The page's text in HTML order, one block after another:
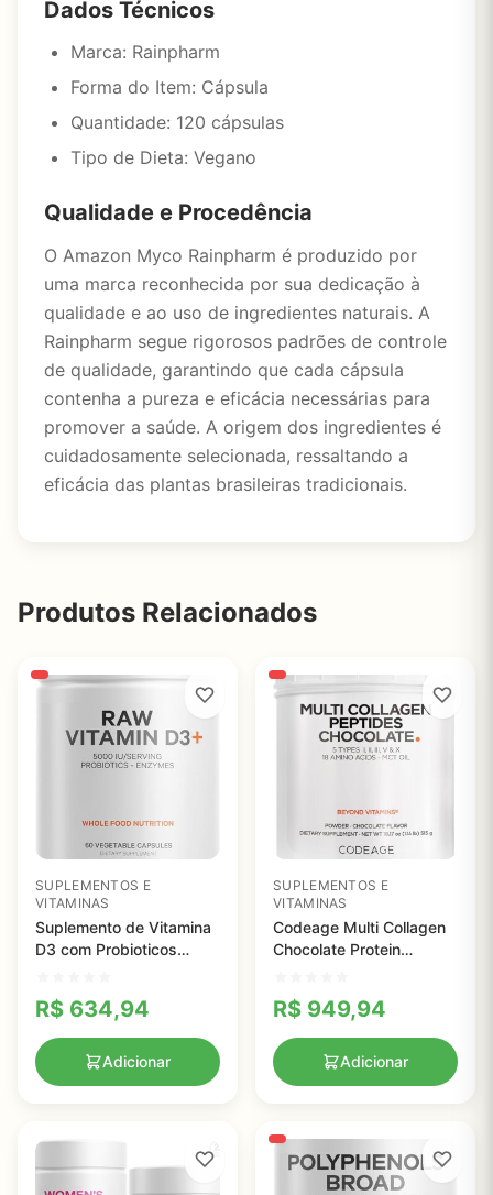
Dados Técnicos
Marca: Rainpharm
Forma do Item: Cápsula
Quantidade: 120 cápsulas
Tipo de Dieta: Vegano
Qualidade e Procedência
O Amazon Myco Rainpharm é produzido por
uma marca reconhecida por sua dedicação à
qualidade e ao uso de ingredientes naturais. A
Rainpharm segue rigorosos padrões de controle
de qualidade, garantindo que cada cápsula
contenha a pureza e eficácia necessárias para
promover a saúde. A origem dos ingredientes é
cuidadosamente selecionada, ressaltando a
eficácia das plantas brasileiras tradicionais.
Produtos Relacionados
SUPLEMENTOS E
VITAMINAS
Suplemento de Vitamina
D3 com Probioticos
R$ 634,94
Adicionar
SUPLEMENTOS E
VITAMINAS
Codeage Multi Collagen
Chocolate Protein
Saúde da Pele e Ossos
R$ 949,94
Adicionar